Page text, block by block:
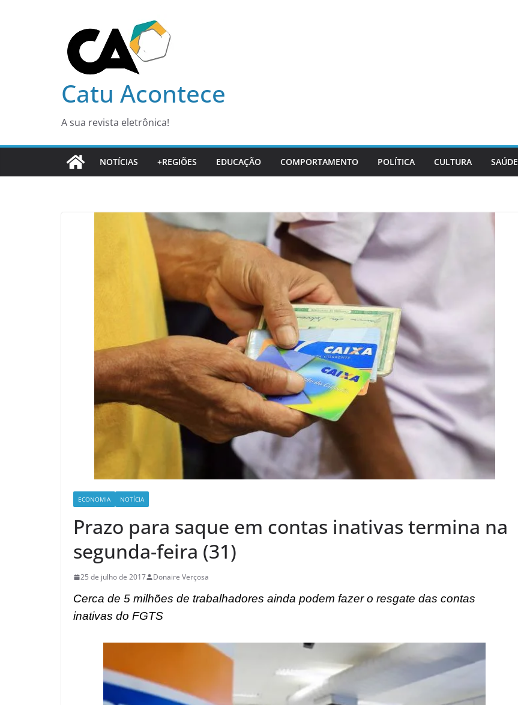
Catu Acontece
A sua revista eletrônica!
NOTÍCIAS +REGIÕES EDUCAÇÃO COMPORTAMENTO POLÍTICA CULTURA SAÚDE
ECONOMIA NOTÍCIA
Prazo para saque em contas inativas termina na
segunda-feira (31)
25 de julho de 2017 Donaire Verçosa
Cerca de 5 milhões de trabalhadores ainda podem fazer o resgate das contas
inativas do FGTS